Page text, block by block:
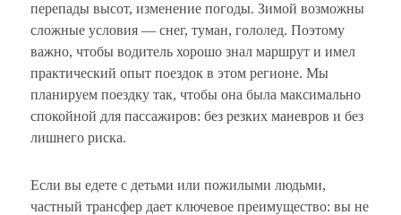
перепады высот, изменение погоды. Зимой возможны
сложные условия — снег, туман, гололед. Поэтому
важно, чтобы водитель хорошо знал маршрут и имел
практический опыт поездок в этом регионе. Мы
планируем поездку так, чтобы она была максимально
спокойной для пассажиров: без резких маневров и без
лишнего риска.
Если вы едете с детьми или пожилыми людьми,
частный трансфер дает ключевое преимущество: вы не